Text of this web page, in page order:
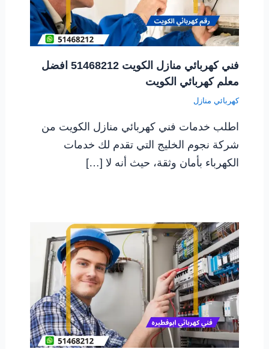
فني كهربائي منازل الكويت 51468212 افضل
معلم كهربائي الكويت
كهربائي منازل
اطلب خدمات فني كهربائي منازل الكويت من
شركة نجوم الخليج التي تقدم لك خدمات
الكهرباء بأمان وثقة، حيث أنه لا […]